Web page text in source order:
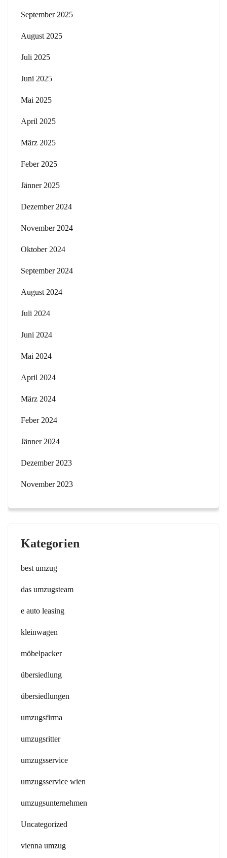
September 2025
August 2025
Juli 2025
Juni 2025
Mai 2025
April 2025
März 2025
Feber 2025
Jänner 2025
Dezember 2024
November 2024
Oktober 2024
September 2024
August 2024
Juli 2024
Juni 2024
Mai 2024
April 2024
März 2024
Feber 2024
Jänner 2024
Dezember 2023
November 2023
Kategorien
best umzug
das umzugsteam
e auto leasing
kleinwagen
möbelpacker
übersiedlung
übersiedlungen
umzugsfirma
umzugsritter
umzugsservice
umzugsservice wien
umzugsunternehmen
Uncategorized
vienna umzug